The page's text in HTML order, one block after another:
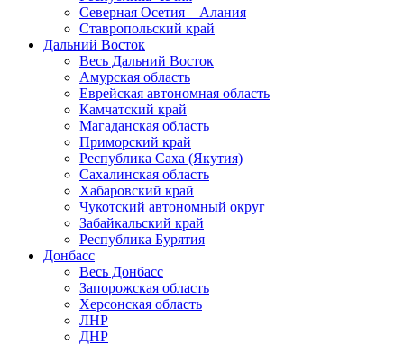
Северная Осетия – Алания
Ставропольский край
Дальний Восток
Весь Дальний Восток
Амурская область
Еврейская автономная область
Камчатский край
Магаданская область
Приморский край
Республика Саха (Якутия)
Сахалинская область
Хабаровский край
Чукотский автономный округ
Забайкальский край
Республика Бурятия
Донбасс
Весь Донбасс
Запорожская область
Херсонская область
ЛНР
ДНР